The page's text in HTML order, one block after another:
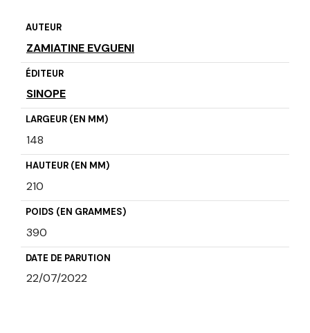
AUTEUR
ZAMIATINE EVGUENI
ÉDITEUR
SINOPE
LARGEUR (EN MM)
148
HAUTEUR (EN MM)
210
POIDS (EN GRAMMES)
390
DATE DE PARUTION
22/07/2022